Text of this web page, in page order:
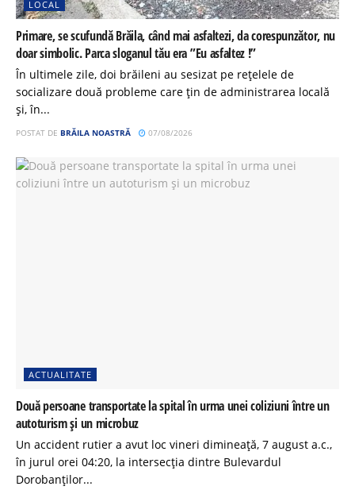
LOCAL
Primare, se scufundă Brăila, când mai asfaltezi, da corespunzător, nu
doar simbolic. Parca sloganul tău era ”Eu asfaltez !”
În ultimele zile, doi brăileni au sesizat pe rețelele de
socializare două probleme care țin de administrarea locală
și, în...
POSTAT DE BRĂILA NOASTRĂ 07/08/2026
ACTUALITATE
Două persoane transportate la spital în urma unei coliziuni între un
autoturism și un microbuz
Un accident rutier a avut loc vineri dimineață, 7 august a.c.,
în jurul orei 04:20, la intersecția dintre Bulevardul
Dorobanților...